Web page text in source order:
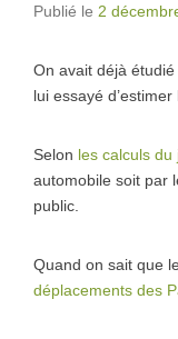
Publié le 2
On avait déjà étudié
lui essayé
Selon les calculs du
automobile soit par
public.
Quand on sait que
déplacements des